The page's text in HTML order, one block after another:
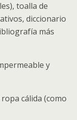
toalla de
diccionario
más
y
cálida (como